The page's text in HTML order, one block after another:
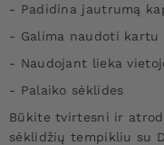
- Padidina jautrumą
- Galima naudoti kartu
- Naudojant lieka
- Palaiko sėklides
Būkite tvirtesni ir
sėklidžių tempikliu su